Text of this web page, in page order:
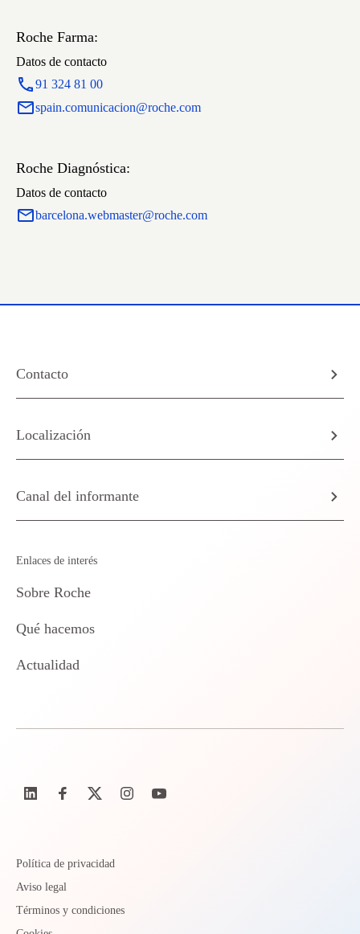
Roche Farma:
Datos de contacto
91 324 81 00
spain.comunicacion@roche.com
Roche Diagnóstica:
Datos de contacto
barcelona.webmaster@roche.com
Contacto
Localización
Canal del informante
Enlaces de interés
Sobre Roche
Qué hacemos
Actualidad
Política de privacidad
Aviso legal
Términos y condiciones